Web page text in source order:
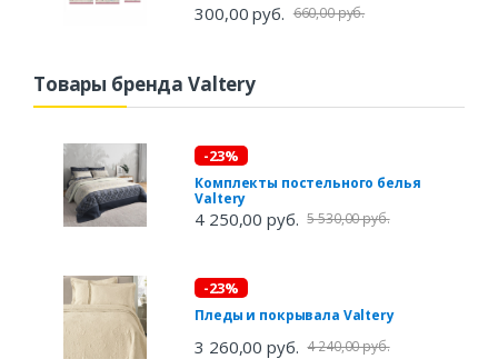
300,00 руб. 660,00 руб.
Товары бренда Valtery
-23%
Комплекты постельного белья
Valtery
4 250,00 руб. 5 530,00 руб.
-23%
Пледы и покрывала Valtery
3 260,00 руб. 4 240,00 руб.